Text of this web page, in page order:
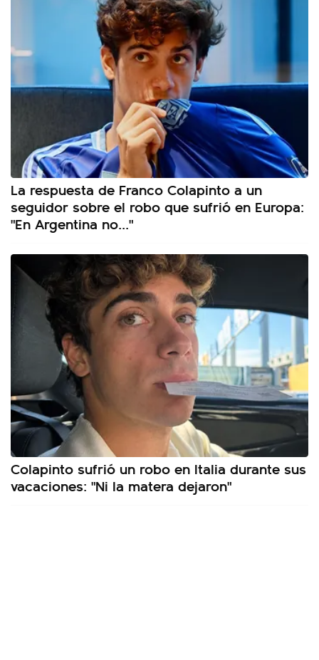
La respuesta de Franco Colapinto a un
seguidor sobre el robo que sufrió en Europa:
"En Argentina no..."
Colapinto sufrió un robo en Italia durante sus
vacaciones: "Ni la matera dejaron"